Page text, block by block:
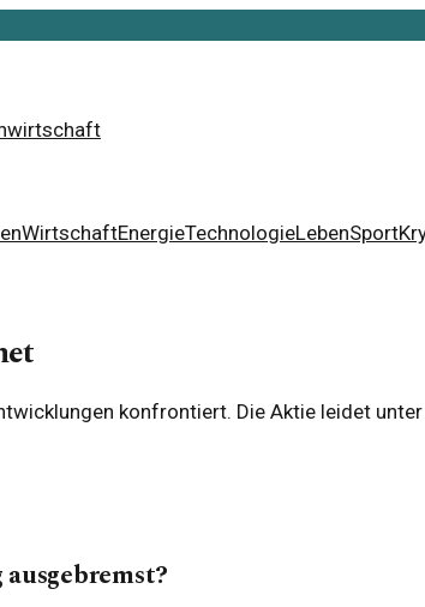
wirtschaft
WirtschaftEnergieTechnologieLebenSport
konfrontiert. Die Aktie leidet unter